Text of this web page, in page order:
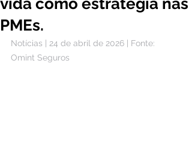
vida como estratégia nas
PMEs.
Notícias | 24 de abril de 2026 | Fonte:
Omint Seguros